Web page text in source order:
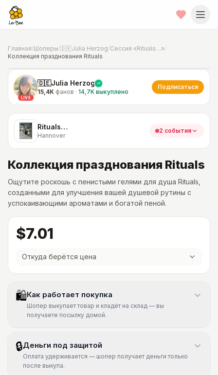
Главная/Шоперы/🇩🇪Julia Herzog/Сессия «Rituals…»/
Коллекция празднования Rituals
📍Фото от шопера·Hannover
LIVE
🇩🇪Julia Herzog
15,4K фанов · 14,7K выкуплено
Подписаться
Rituals…
Hannover
2 события
Коллекция празднования Rituals
Ощутите роскошь с пенистыми гелями для душа Rituals,
созданными для улучшения вашей душевой рутины с
успокаивающими ароматами и богатой пеной.
$7.01
Откуда берётся цена
🛍Как работает покупка
Шопер выкупает товар и кладёт на склад — вы
получаете посылку домой.
🔒Деньги под защитой
Оплата удерживается — шопер получает деньги только
после выкупа.